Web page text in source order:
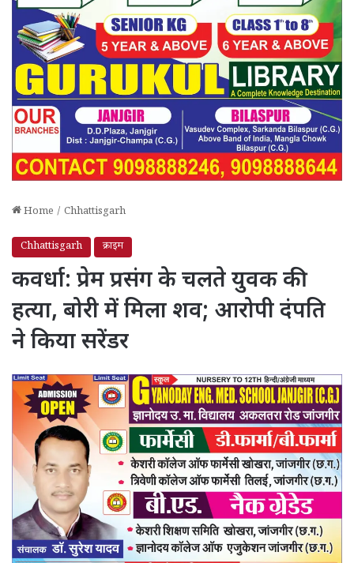
Home / Chhattisgarh
Chhattisgarh क्राइम
कवर्धा: प्रेम प्रसंग के चलते युवक की
हत्या, बोरी में मिला शव; आरोपी दंपति
ने किया सरेंडर